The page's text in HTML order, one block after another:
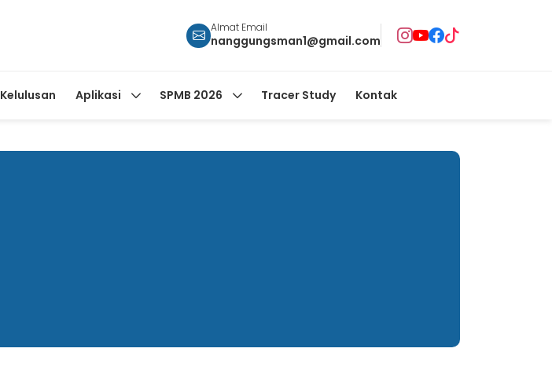
Almat Email
nanggungsman1@gmail.com
Kelulusan Aplikasi SPMB 2026 Tracer Study Kontak